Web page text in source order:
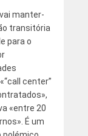
manter-
transitória
para o
center”
«entre 20
É um